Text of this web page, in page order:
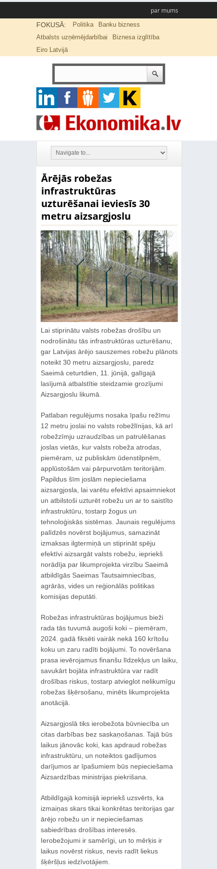
par mums
FOKUSĀ: Politika
Banku bizness
Atbalsts uzņēmējdarbībai
Biznesa izglītība
Eiro Latvijā
Ārējās robežas
infrastruktūras
uzturēšanai ieviesīs 30
metru aizsargjoslu
Lai stiprinātu valsts robežas drošību un
nodrošinātu tās infrastruktūras uzturēšanu,
gar Latvijas ārējo sauszemes robežu plānots
noteikt 30 metru aizsargjoslu, paredz
Saeimā ceturtdien, 11. jūnijā, galīgajā
lasījumā atbalstītie steidzamie grozījumi
Aizsargjoslu likumā.
Patlaban regulējums nosaka īpašu režīmu
12 metru joslai no valsts robežlīnijas, kā arī
robežzīmju uzraudzības un patrulēšanas
joslas vietās, kur valsts robeža atrodas,
piemēram, uz publiskām ūdenstilpnēm,
applūstošām vai pārpurvotām teritorijām.
Papildus šīm joslām nepieciešama
aizsargjosla, lai varētu efektīvi apsaimniekot
un atbilstoši uzturēt robežu un ar to saistīto
infrastruktūru, tostarp žogus un
tehnoloģiskās sistēmas. Jaunais regulējums
palīdzēs novērst bojājumus, samazināt
izmaksas ilgtermiņā un stiprināt spēju
efektīvi aizsargāt valsts robežu, iepriekš
norādīja par likumprojekta virzību Saeimā
atbildīgās Saeimas Tautsaimniecības,
agrārās, vides un reģionālās politikas
komisijas deputāti.
Robežas infrastruktūras bojājumus bieži
rada tās tuvumā augoši koki – piemēram,
2024. gadā fiksēti vairāk nekā 160 krītošu
koku un zaru radīti bojājumi. To novēršana
prasa ievērojamus finanšu līdzekļus un laiku,
savukārt bojāta infrastruktūra var radīt
drošības riskus, tostarp atvieglot nelikumīgu
robežas šķērsošanu, minēts likumprojekta
anotācijā.
Aizsargjoslā tiks ierobežota būvniecība un
citas darbības bez saskaņošanas. Tajā būs
laikus jānovāc koki, kas apdraud robežas
infrastruktūru, un noteiktos gadījumos
darījumos ar īpašumiem būs nepieciešama
Aizsardzības ministrijas piekrišana.
Atbildīgajā komisijā iepriekš uzsvērts, ka
izmaiņas skars tikai konkrētas teritorijas gar
ārējo robežu un ir nepieciešamas
sabiedrības drošības interesēs.
Ierobežojumi ir samērīgi, un to mērķis ir
laikus novērst riskus, nevis radīt liekus
šķēršļus iedzīvotājiem.